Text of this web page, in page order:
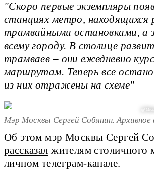
"Скоро первые экземпляры
станциях метро, находящихся
трамвайными остановками, а
всему городу. В столице
трамваев – они ежедневно
маршрутам. Теперь все
из них отражены на схеме"
@
Мэр Москвы Сергей Собянин.
Об этом мэр Москвы Сергей
рассказал жителям столичного
личном телеграм-канале.